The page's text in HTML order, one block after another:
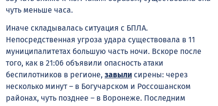
чуть меньше часа.
Иначе складывалась ситуация с БПЛА.
Непосредственная угроза удара существовала в 11
муниципалитетах большую часть ночи. Вскоре после
того, как в 21:06 объявили опасность атаки
беспилотников в регионе, завыли сирены: через
несколько минут – в Богучарском и Россошанском
районах, чуть позднее – в Воронеже. Последним